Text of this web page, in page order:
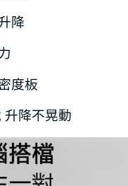
降
度板
升降不晃動